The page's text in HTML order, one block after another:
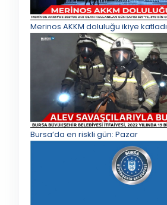
Merinos AKKM doluluğu ikiye katladı
Bursa’da en riskli gün: Pazar